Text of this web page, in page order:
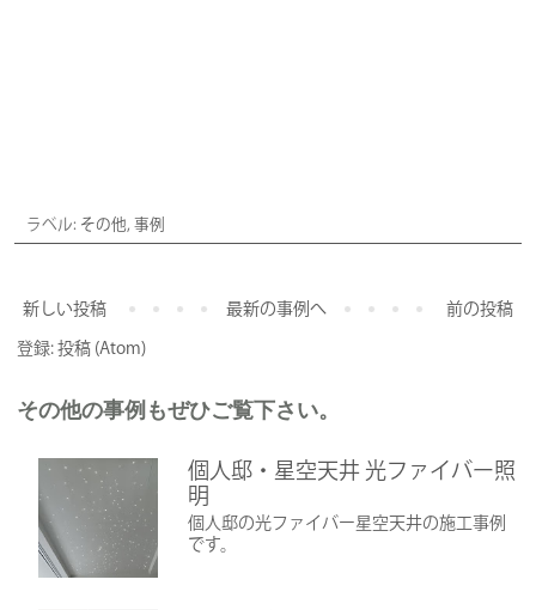
ラベル: その他, 事例
新しい投稿 前の投稿
最新の事例へ
登録: 投稿 (Atom)
その他の事例もぜひご覧下さい。
個人邸・星空天井 光ファイバー照
明
個人邸の光ファイバー星空天井の施工事例
です。